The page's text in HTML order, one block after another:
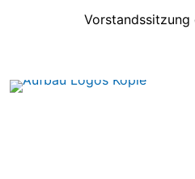
Vorstandssitzung